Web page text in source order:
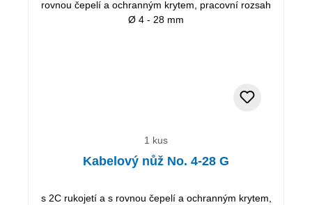
1 kus
Kabelový nůž No. 4-28 G
s 2C rukojetí a s rovnou čepelí a ochranným krytem,